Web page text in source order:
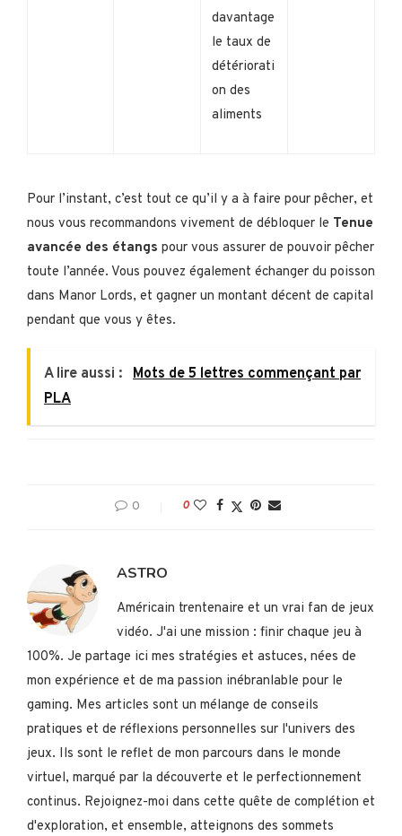
davantage
le taux de
détériorati
on des
aliments
Pour l’instant, c’est tout ce qu’il y a à faire pour pêcher, et
nous vous recommandons vivement de débloquer le Tenue
avancée des étangs pour vous assurer de pouvoir pêcher
toute l’année. Vous pouvez également échanger du poisson
dans Manor Lords, et gagner un montant décent de capital
pendant que vous y êtes.
A lire aussi :
Mots de 5 lettres commençant par
PLA
0 0
ASTRO
Américain trentenaire et un vrai fan de jeux
vidéo. J'ai une mission : finir chaque jeu à
100%. Je partage ici mes stratégies et astuces, nées de
mon expérience et de ma passion inébranlable pour le
gaming. Mes articles sont un mélange de conseils
pratiques et de réflexions personnelles sur l'univers des
jeux. Ils sont le reflet de mon parcours dans le monde
virtuel, marqué par la découverte et le perfectionnement
continus. Rejoignez-moi dans cette quête de complétion et
d'exploration, et ensemble, atteignons des sommets